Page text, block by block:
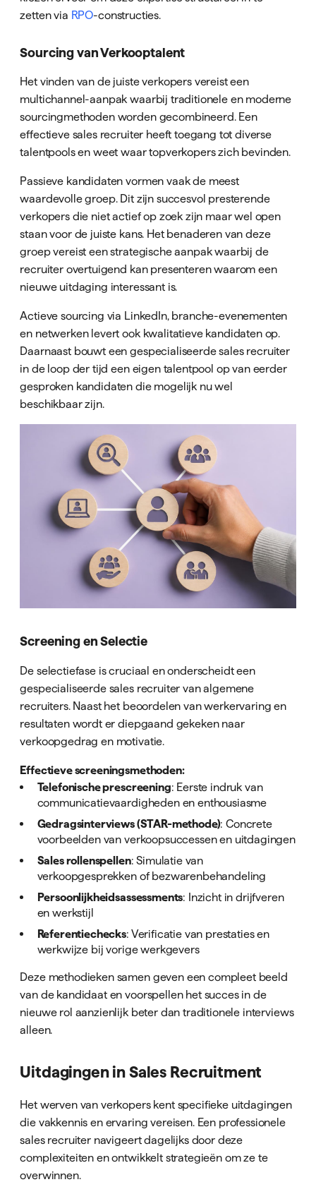
zetten via RPO-constructies.
Sourcing van Verkooptalent
Het vinden van de juiste verkopers vereist een
multichannel-aanpak waarbij traditionele en moderne
sourcingmethoden worden gecombineerd. Een
effectieve sales recruiter heeft toegang tot diverse
talentpools en weet waar topverkopers zich bevinden.
Passieve kandidaten vormen vaak de meest
waardevolle groep. Dit zijn succesvol presterende
verkopers die niet actief op zoek zijn maar wel open
staan voor de juiste kans. Het benaderen van deze
groep vereist een strategische aanpak waarbij de
recruiter overtuigend kan presenteren waarom een
nieuwe uitdaging interessant is.
Actieve sourcing via LinkedIn, branche-evenementen
en netwerken levert ook kwalitatieve kandidaten op.
Daarnaast bouwt een gespecialiseerde sales recruiter
in de loop der tijd een eigen talentpool op van eerder
gesproken kandidaten die mogelijk nu wel
beschikbaar zijn.
Screening en Selectie
De selectiefase is cruciaal en onderscheidt een
gespecialiseerde sales recruiter van algemene
recruiters. Naast het beoordelen van werkervaring en
resultaten wordt er diepgaand gekeken naar
verkoopgedrag en motivatie.
Effectieve screeningsmethoden:
Telefonische prescreening: Eerste indruk van
communicatievaardigheden en enthousiasme
Gedragsinterviews (STAR-methode): Concrete
voorbeelden van verkoopsuccessen en uitdagingen
Sales rollenspellen: Simulatie van
verkoopgesprekken of bezwarenbehandeling
Persoonlijkheidsassessments: Inzicht in drijfveren
en werkstijl
Referentiechecks: Verificatie van prestaties en
werkwijze bij vorige werkgevers
Deze methodieken samen geven een compleet beeld
van de kandidaat en voorspellen het succes in de
nieuwe rol aanzienlijk beter dan traditionele interviews
alleen.
Uitdagingen in Sales Recruitment
Het werven van verkopers kent specifieke uitdagingen
die vakkennis en ervaring vereisen. Een professionele
sales recruiter navigeert dagelijks door deze
complexiteiten en ontwikkelt strategieën om ze te
overwinnen.